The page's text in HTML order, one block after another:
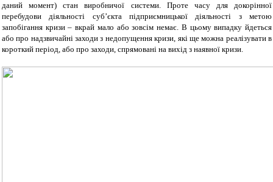
даний момент) стан виробничої системи. Проте часу для докорінної
перебудови діяльності суб’єкта підприємницької діяльності з метою
запобігання кризи – вкрай мало або зовсім немає. В цьому випадку йдеться
або про надзвичайні заходи з недопущення кризи, які ще можна реалізувати в
короткий період, або про заходи, спрямовані на вихід з наявної кризи.